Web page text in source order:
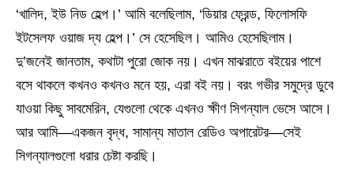
‘খালিদ, ইউ নিড হেল্প।’ আমি বলেছিলাম, ‘ডিয়ার ফ্রেন্ড, ফিলোসফি
ইটসেলফ ওয়াজ দ্য হেল্প।’ সে হেসেছিল। আমিও হেসেছিলাম।
দু’জনেই জানতাম, কথাটা পুরো জোক নয়। এখন মাঝরাতে বইয়ের পাশে
বসে থাকলে কখনও কখনও মনে হয়, এরা বই নয়। বরং গভীর সমুদ্রে ডুবে
যাওয়া কিছু সাবমেরিন, যেগুলো থেকে এখনও ক্ষীণ সিগন্যাল ভেসে আসে।
আর আমি—একজন বৃদ্ধ, সামান্য মাতাল রেডিও অপারেটর—সেই
সিগন্যালগুলো ধরার চেষ্টা করছি।